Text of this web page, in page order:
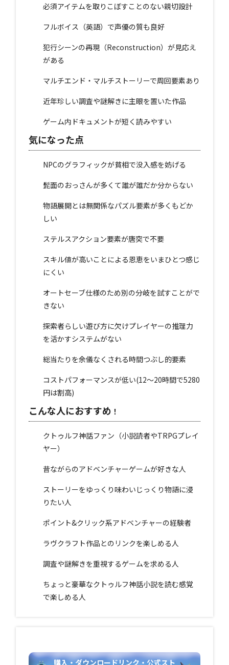
必須アイテムを取りこぼすことのない親切設計
フルボイス（英語）で声優の質も良好
犯行シーンの再現（Reconstruction）が見応え
がある
マルチエンド・マルチストーリーで周回要素あり
近年珍しい調査や謎解きに主眼を置いた作品
ゲーム内ドキュメントが短く読みやすい
気になった点
NPCのグラフィックが貧相で没入感を妨げる
髭面のおっさんが多くて誰が誰だか分からない
物語展開とは無関係なパズル要素が多くもどか
しい
ステルスアクション要素が唐突で不要
スキル値が高いことによる恩恵をいまひとつ感じ
にくい
オートセーブ仕様のため別の分岐を試すことがで
きない
探索者らしい遊び方に欠けプレイヤーの推理力
を活かすシステムがない
総当たりを余儀なくされる時間つぶし的要素
コストパフォーマンスが低い(12〜20時間で5280
円は割高)
こんな人におすすめ ！
クトゥルフ神話ファン（小説読者やTRPGプレイ
ヤー）
昔ながらのアドベンチャーゲームが好きな人
ストーリーをゆっくり味わいじっくり物語に浸
りたい人
ポイント&クリック系アドベンチャーの経験者
ラヴクラフト作品とのリンクを楽しめる人
調査や謎解きを重視するゲームを求める人
ちょっと豪華なクトゥルフ神話小説を読む感覚
で楽しめる人
購入・ダウンロードリンク・公式スト